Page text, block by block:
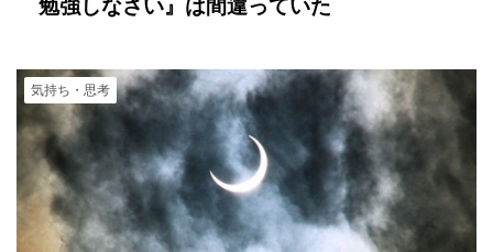
勉強しなさい』は間違っていた
気持ち・思考